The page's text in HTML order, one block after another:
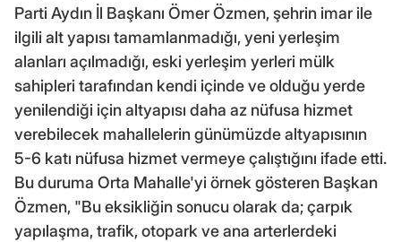
Parti Aydın İl Başkanı Ömer Özmen, şehrin imar ile
ilgili alt yapısı tamamlanmadığı, yeni yerleşim
alanları açılmadığı, eski yerleşim yerleri mülk
sahipleri tarafından kendi içinde ve olduğu yerde
yenilendiği için altyapısı daha az nüfusa hizmet
verebilecek mahallelerin günümüzde altyapısının
5-6 katı nüfusa hizmet vermeye çalıştığını ifade etti.
Bu duruma Orta Mahalle'yi örnek gösteren Başkan
Özmen, "Bu eksikliğin sonucu olarak da; çarpık
yapılaşma, trafik, otopark ve ana arterlerdeki